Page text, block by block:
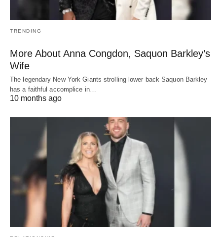
TRENDING
More About Anna Congdon, Saquon Barkley’s
Wife
The legendary New York Giants strolling lower back Saquon Barkley
has a faithful accomplice in…
10 months ago